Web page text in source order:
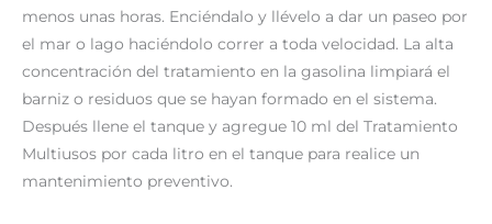
menos unas horas. Enciéndalo y llévelo a dar un paseo por
el mar o lago haciéndolo correr a toda velocidad. La alta
concentración del tratamiento en la gasolina limpiará el
barniz o residuos que se hayan formado en el sistema.
Después llene el tanque y agregue 10 ml del Tratamiento
Multiusos por cada litro en el tanque para realice un
mantenimiento preventivo.